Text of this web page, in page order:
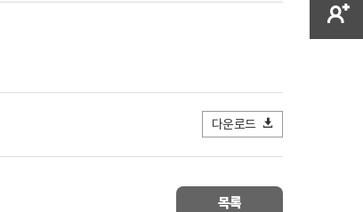
다운로드
목록